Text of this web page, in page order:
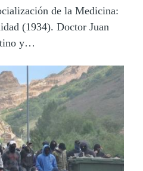
de la Medicina:
(1934). Doctor Juan
y…